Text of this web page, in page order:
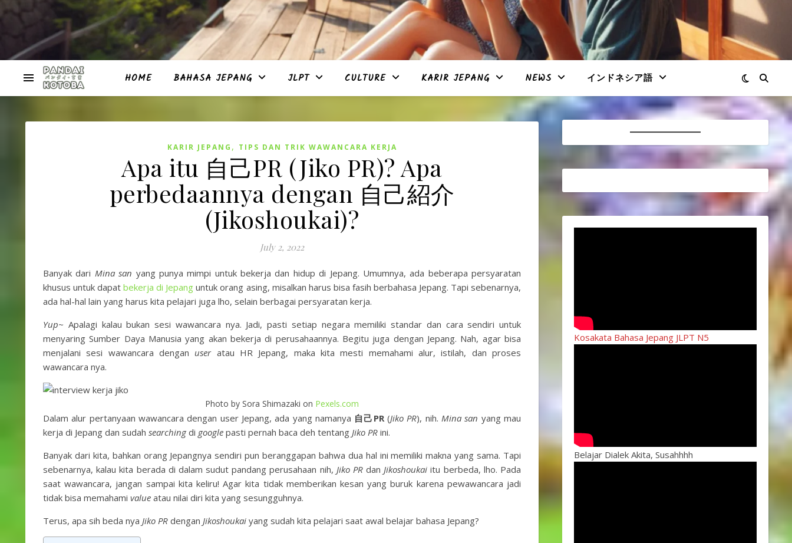
HOME BAHASA JEPANG JLPT CULTURE KARIR JEPANG NEWS インドネシア語
KARIR JEPANG , TIPS DAN TRIK WAWANCARA KERJA
Apa itu 自己PR (Jiko PR)? Apa
perbedaannya dengan 自己紹介
(Jikoshoukai)?
July 2, 2022
Banyak dari Mina san yang punya mimpi untuk bekerja dan hidup di Jepang. Umumnya, ada beberapa persyaratan
khusus untuk dapatbekerja di Jepang untuk orang asing, misalkan harus bisa fasih berbahasa Jepang. Tapi sebenarnya,
ada hal-hal lain yang harus kita pelajari juga lho, selain berbagai persyaratan kerja.
Yup~ Apalagi kalau bukan sesi wawancara nya. Jadi, pasti setiap negara memiliki standar dan cara sendiri untuk
menyaring Sumber Daya Manusia yang akan bekerja di perusahaannya. Begitu juga dengan Jepang. Nah, agar bisa
menjalani sesi wawancara dengan useratau HR Jepang, maka kita mesti memahami alur, istilah, dan proses
wawancara nya.
Photo by Sora Shimazaki on Pexels.com
Dalam alur pertanyaan wawancara dengan user Jepang, ada yang namanya 自己PR(Jiko PR), nih.Mina san yang mau
kerja di Jepang dan sudah searchingdi google pasti pernah baca deh tentang Jiko PR ini.
Banyak dari kita, bahkan orang Jepangnya sendiri pun beranggapan bahwa dua hal ini memiliki makna yang sama. Tapi
sebenarnya, kalau kita berada di dalam sudut pandang perusahaan nih, Jiko PRdanJikoshoukai itu berbeda, lho. Pada
saat wawancara, jangan sampai kita keliru! Agar kita tidak memberikan kesan yang buruk karena pewawancara jadi
tidak bisa memahami value atau nilai diri kita yang sesungguhnya.
Terus, apa sih beda nya Jiko PR dengan Jikoshoukai yang sudah kita pelajari saat awal belajar bahasa Jepang?
Kosakata Bahasa Jepang JLPT N5
Belajar Dialek Akita, Susahhhh